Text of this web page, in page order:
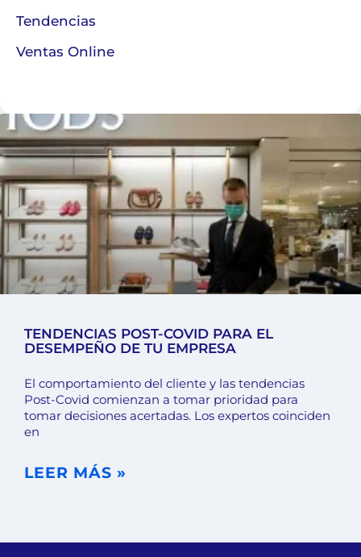
Tendencias
Ventas Online
TENDENCIAS POST-COVID PARA EL
DESEMPEÑO DE TU EMPRESA
El comportamiento del cliente y las tendencias
Post-Covid comienzan a tomar prioridad para
tomar decisiones acertadas. Los expertos coinciden
en
LEER MÁS »